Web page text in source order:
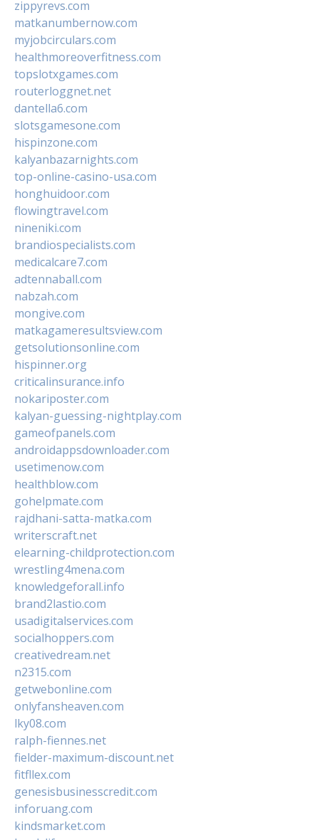
zippyrevs.com
matkanumbernow.com
myjobcirculars.com
healthmoreoverfitness.com
topslotxgames.com
routerloggnet.net
dantella6.com
slotsgamesone.com
hispinzone.com
kalyanbazarnights.com
top-online-casino-usa.com
honghuidoor.com
flowingtravel.com
nineniki.com
brandiospecialists.com
medicalcare7.com
adtennaball.com
nabzah.com
mongive.com
matkagameresultsview.com
getsolutionsonline.com
hispinner.org
criticalinsurance.info
nokariposter.com
kalyan-guessing-nightplay.com
gameofpanels.com
androidappsdownloader.com
usetimenow.com
healthblow.com
gohelpmate.com
rajdhani-satta-matka.com
writerscraft.net
elearning-childprotection.com
wrestling4mena.com
knowledgeforall.info
brand2lastio.com
usadigitalservices.com
socialhoppers.com
creativedream.net
n2315.com
getwebonline.com
onlyfansheaven.com
lky08.com
ralph-fiennes.net
fielder-maximum-discount.net
fitfllex.com
genesisbusinesscredit.com
inforuang.com
kindsmarket.com